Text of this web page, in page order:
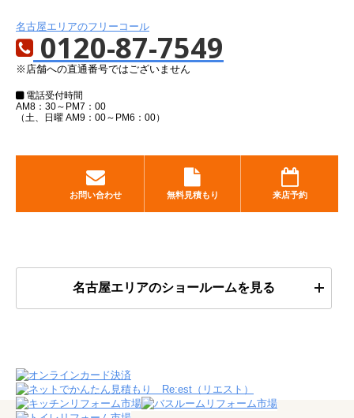
名古屋エリアのフリーコール
0120-87-7549
※店舗への直通番号ではございません
電話受付時間
AM8：30～PM7：00
（土、日曜 AM9：00～PM6：00）
お問い合わせ 無料見積もり 来店予約
名古屋エリアのショールームを見る